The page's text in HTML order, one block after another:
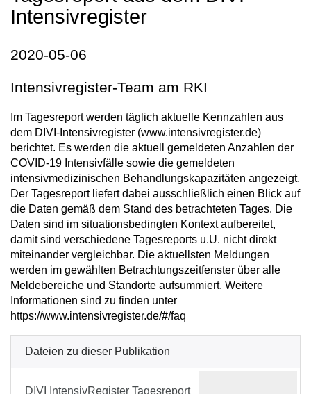
Intensivregister
2020-05-06
Intensivregister-Team am RKI
Im Tagesreport werden täglich aktuelle Kennzahlen aus
dem DIVI-Intensivregister (www.intensivregister.de)
berichtet. Es werden die aktuell gemeldeten Anzahlen der
COVID-19 Intensivfälle sowie die gemeldeten
intensivmedizinischen Behandlungskapazitäten angezeigt.
Der Tagesreport liefert dabei ausschließlich einen Blick auf
die Daten gemäß dem Stand des betrachteten Tages. Die
Daten sind im situationsbedingten Kontext aufbereitet,
damit sind verschiedene Tagesreports u.U. nicht direkt
miteinander vergleichbar. Die aktuellsten Meldungen
werden im gewählten Betrachtungszeitfenster über alle
Meldebereiche und Standorte aufsummiert. Weitere
Informationen sind zu finden unter
https://www.intensivregister.de/#/faq
Dateien zu dieser Publikation
DIVI IntensivRegister Tagesreport